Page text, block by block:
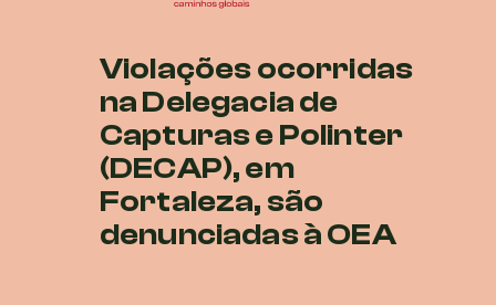
Violações ocorridas
na Delegacia de
Capturas e Polinter
(DECAP), em
Fortaleza, são
denunciadas à OEA